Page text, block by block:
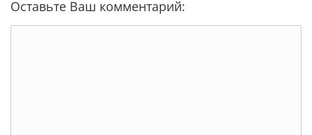
Оставьте Ваш комментарий: